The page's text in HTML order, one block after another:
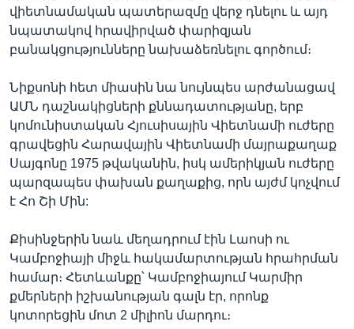
վիետնամական պատերազմը վերջ դնելու և այդ
նպատակով հրավիրված փարիզյան
բանակցությունները նախաձեռնելու գործում։
Նիքսոնի հետ միասին նա նույնպես արժանացավ
ԱՄՆ դաշնակիցների քննադատությանը, երբ
կոմունիստական Հյուսիսային Վիետնամի ուժերը
գրավեցին Հարավային Վիետնամի մայրաքաղաք
Սայգոնը 1975 թվականին, իսկ ամերիկյան ուժերը
պարզապես փախան քաղաքից, որն այժմ կոչվում
է Հո Շի Մին:
Քիսինջերին նաև մեղադրում էին Լաոսի ու
Կամբոջիայի միջև հակամարտության հրահրման
համար։ Հետևանքը՝ Կամբոջիայում Կարմիր
քմերների իշխանության գալն էր, որոնք
կոտորեցին մոտ 2 միլիոն մարդու։